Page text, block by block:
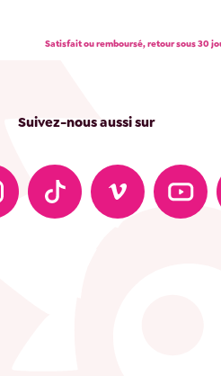
Satisfait ou remboursé, retour sous 30
Suivez-nous aussi sur